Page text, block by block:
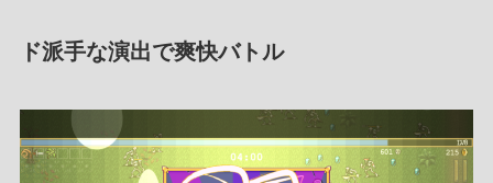
ド派手な演出で爽快バトル